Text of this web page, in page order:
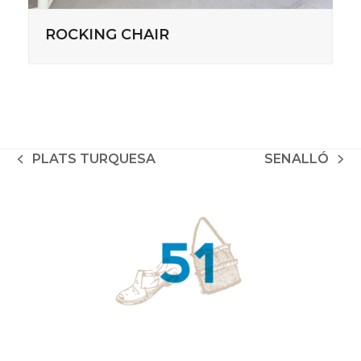
ROCKING CHAIR
previous
PLATS TURQUESA
next
SENALLÓ